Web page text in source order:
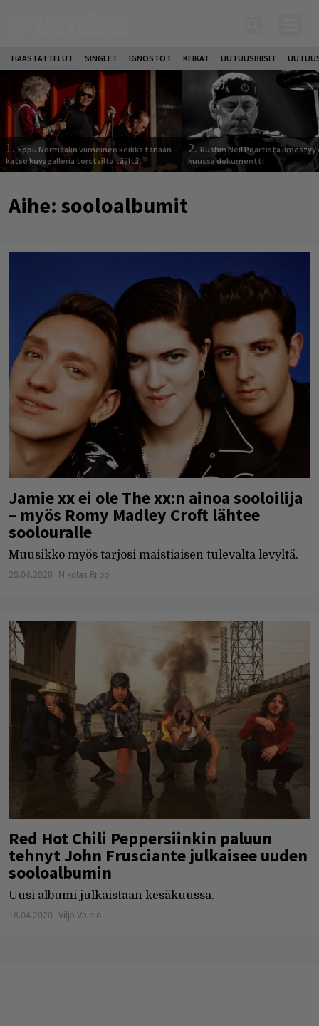
HAASTATTELUT SINGLET IGNOSTOT KEIKAT UUTUUSBIISIT
1. Eppu Normaalin viimeinen keikka tänään –
katso kuvagalleria torstailta täältä
2. Rushin Neil Peartista ilmestyy
kuussa dokumentti
Aihe: sooloalbumit
Jamie xx ei ole The xx:n ainoa sooloilija
– myös Romy Madley Croft lähtee
soolouralle
Muusikko myös tarjosi maistiaisen tulevalta levyltä.
20.04.2020 Nikolas Riippi
Red Hot Chili Peppersiinkin paluun
tehnyt John Frusciante julkaisee uuden
sooloalbumin
Uusi albumi julkaistaan kesäkuussa.
18.04.2020 Vilja Vainio